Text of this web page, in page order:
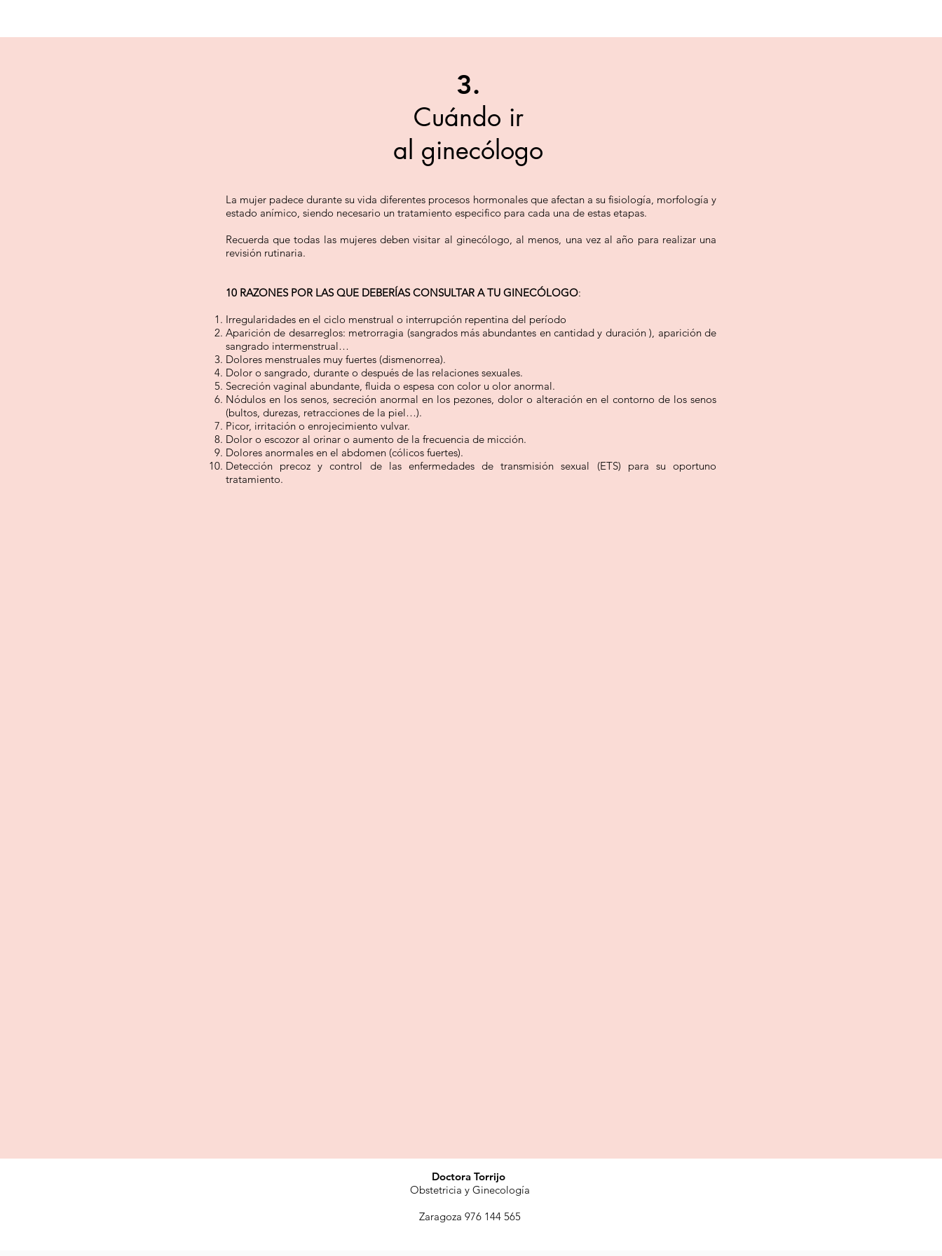
3.
Cuándo ir
al ginecólogo
La mujer padece durante su vida diferentes procesos hormonales que afectan a su fisiología, morfología y
estado anímico, siendo necesario un tratamiento especifico para cada una de estas etapas.
Recuerda que todas las mujeres deben visitar al ginecólogo, al menos, una vez al año para realizar una
revisión rutinaria.
10 RAZONES POR LAS QUE DEBERÍAS CONSULTAR A TU GINECÓLOGO:
Irregularidades en el ciclo menstrual o interrupción repentina del período
Aparición de desarreglos: metrorragia (sangrados más abundantes en cantidad y duración ), aparición de
sangrado intermenstrual…
Dolores menstruales muy fuertes (dismenorrea).
Dolor o sangrado, durante o después de las relaciones sexuales.
Secreción vaginal abundante, fluida o espesa con color u olor anormal.
Nódulos en los senos, secreción anormal en los pezones, dolor o alteración en el contorno de los senos
(bultos, durezas, retracciones de la piel…).
Picor, irritación o enrojecimiento vulvar.
Dolor o escozor al orinar o aumento de la frecuencia de micción.
Dolores anormales en el abdomen (cólicos fuertes).
Detección precoz y control de las enfermedades de transmisión sexual (ETS) para su oportuno
tratamiento.
Doctora Torrijo
Obstetricia y Ginecología
Zaragoza 976 144 565